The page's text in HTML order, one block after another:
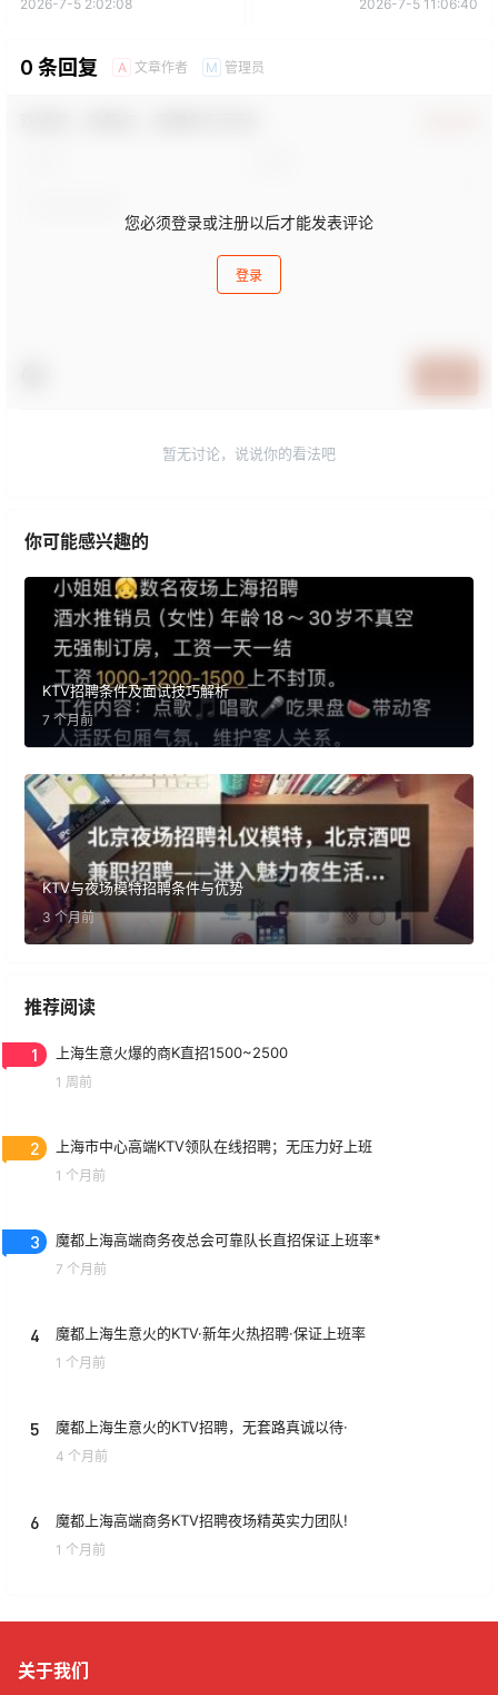
2026-7-5 2:02:08 2026-7-5 11:06:40
0 条回复 A 文章作者 M 管理员
您必须登录或注册以后才能发表评论
登录
暂无讨论，说说你的看法吧
你可能感兴趣的
KTV招聘条件及面试技巧解析
7 个月前
KTV与夜场模特招聘条件与优势
3 个月前
推荐阅读
1 上海生意火爆的商K直招1500~2500
1 周前
2 上海市中心高端KTV领队在线招聘；无压力好上班
1 个月前
3 魔都上海高端商务夜总会可靠队长直招保证上班率*
7 个月前
4 魔都上海生意火的KTV·新年火热招聘·保证上班率
1 个月前
5 魔都上海生意火的KTV招聘，无套路真诚以待·
4 个月前
6 魔都上海高端商务KTV招聘夜场精英实力团队!
1 个月前
关于我们